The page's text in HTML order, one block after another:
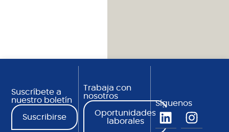
Suscríbete a
nuestro boletín
Suscribirse
Trabaja con
nosotros
Oportunidades
laborales
Síguenos